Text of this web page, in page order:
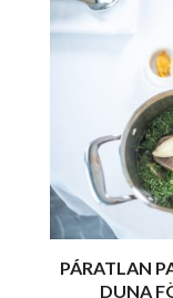
PÁRATLAN
DUNA